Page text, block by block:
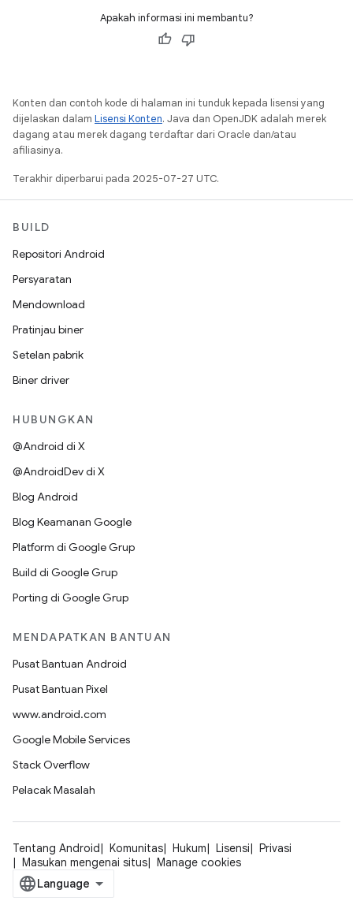
Apakah informasi ini membantu?
Konten dan contoh kode di halaman ini tunduk kepada lisensi yang
dijelaskan dalam Lisensi Konten. Java dan OpenJDK adalah merek
dagang atau merek dagang terdaftar dari Oracle dan/atau
afiliasinya.
Terakhir diperbarui pada 2025-07-27 UTC.
BUILD
Repositori Android
Persyaratan
Mendownload
Pratinjau biner
Setelan pabrik
Biner driver
HUBUNGKAN
@Android di X
@AndroidDev di X
Blog Android
Blog Keamanan Google
Platform di Google Grup
Build di Google Grup
Porting di Google Grup
MENDAPATKAN BANTUAN
Pusat Bantuan Android
Pusat Bantuan Pixel
www.android.com
Google Mobile Services
Stack Overflow
Pelacak Masalah
Tentang Android Komunitas Hukum Lisensi
Privasi
Masukan mengenai situs
Manage cookies